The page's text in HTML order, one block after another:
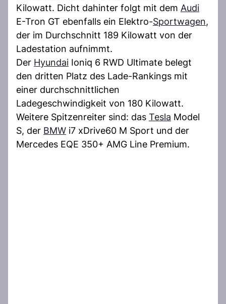
Kilowatt. Dicht dahinter folgt mit dem Audi
E-Tron GT ebenfalls ein Elektro-Sportwagen,
der im Durchschnitt 189 Kilowatt von der
Ladestation aufnimmt.
Der Hyundai Ioniq 6 RWD Ultimate belegt
den dritten Platz des Lade-Rankings mit
einer durchschnittlichen
Ladegeschwindigkeit von 180 Kilowatt.
Weitere Spitzenreiter sind: das Tesla Model
S, der BMW i7 xDrive60 M Sport und der
Mercedes EQE 350+ AMG Line Premium.